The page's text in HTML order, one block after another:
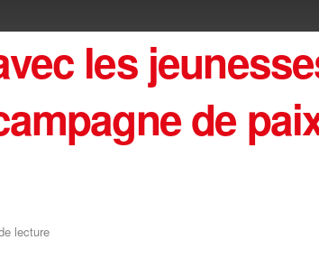
les
de
lecture